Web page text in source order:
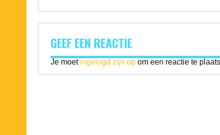
GEEF EEN REACTIE
Je moet ingelogd zijn opom een reactie te